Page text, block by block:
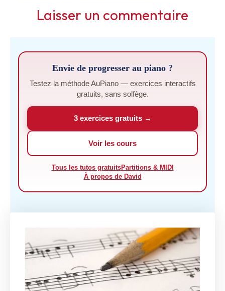
Envie de progresser au piano ?
Testez la méthode AuPiano — exercices interactifs
gratuits, sans solfège.
3 exercices gratuits →
Voir les cours
Tous les tutos gratuitsPartitions & MIDI
À propos de David